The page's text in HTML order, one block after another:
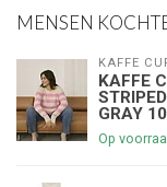
MENSEN
KAFFE
KAFFE
GRAY
Op